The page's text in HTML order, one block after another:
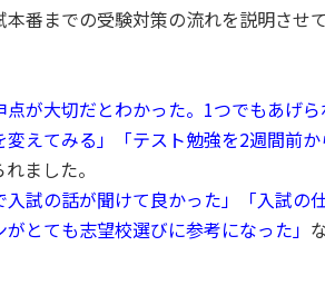
番までの受験対策の流れを説明させ
点が大切だとわかった。1つでもあげら
えてみる」「テスト勉強を2週間前か
ました。
入試の話が聞けて良かった」「入試の
とても志望校選びに参考になった」